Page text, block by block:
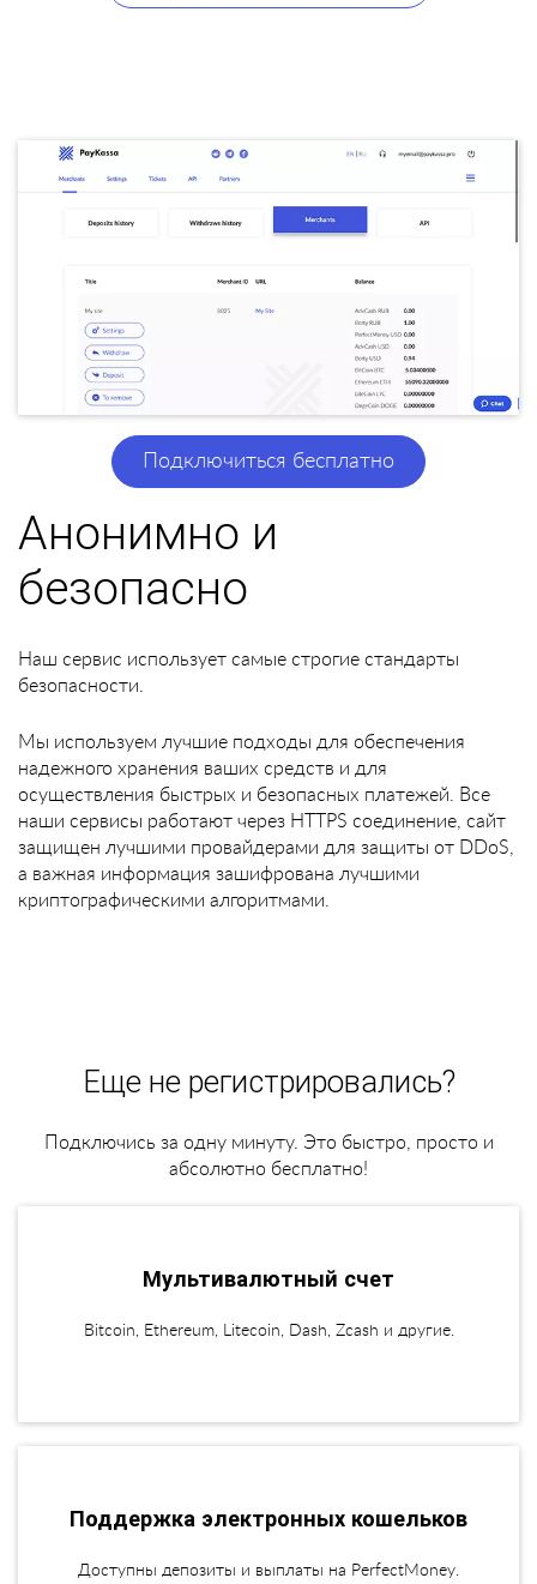
Подключиться бесплатно
Анонимно и
безопасно
Наш сервис использует самые строгие стандарты
безопасности.
Мы используем лучшие подходы для обеспечения
надежного хранения ваших средств и для
осуществления быстрых и безопасных платежей. Все
наши сервисы работают через HTTPS соединение, сайт
защищен лучшими провайдерами для защиты от DDoS,
а важная информация зашифрована лучшими
криптографическими алгоритмами.
Еще не регистрировались?
Подключись за одну минуту. Это быстро, просто и
абсолютно бесплатно!
Мультивалютный счет
Bitcoin, Ethereum, Litecoin, Dash, Zcash и другие.
Поддержка электронных кошельков
Доступны депозиты и выплаты на PerfectMoney.